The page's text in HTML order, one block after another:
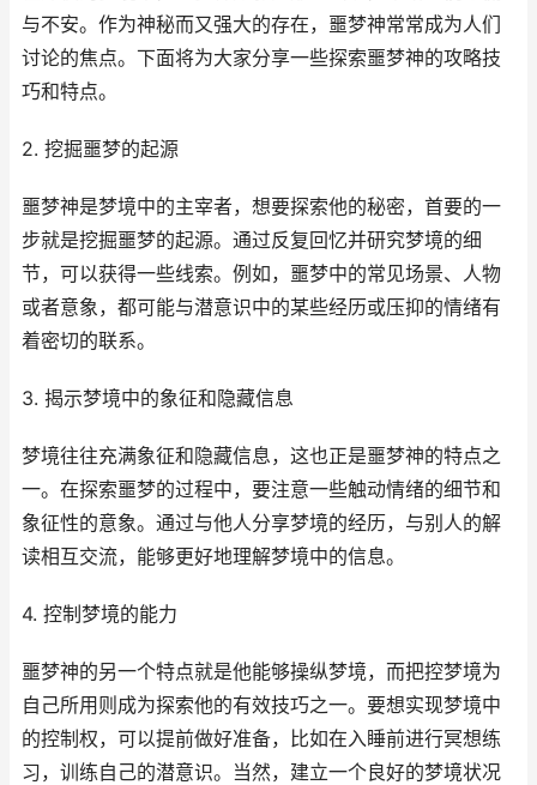
与不安。作为神秘而又强大的存在，噩梦神常常成为人们
讨论的焦点。下面将为大家分享一些探索噩梦神的攻略技
巧和特点。
2. 挖掘噩梦的起源
噩梦神是梦境中的主宰者，想要探索他的秘密，首要的一
步就是挖掘噩梦的起源。通过反复回忆并研究梦境的细
节，可以获得一些线索。例如，噩梦中的常见场景、人物
或者意象，都可能与潜意识中的某些经历或压抑的情绪有
着密切的联系。
3. 揭示梦境中的象征和隐藏信息
梦境往往充满象征和隐藏信息，这也正是噩梦神的特点之
一。在探索噩梦的过程中，要注意一些触动情绪的细节和
象征性的意象。通过与他人分享梦境的经历，与别人的解
读相互交流，能够更好地理解梦境中的信息。
4. 控制梦境的能力
噩梦神的另一个特点就是他能够操纵梦境，而把控梦境为
自己所用则成为探索他的有效技巧之一。要想实现梦境中
的控制权，可以提前做好准备，比如在入睡前进行冥想练
习，训练自己的潜意识。当然，建立一个良好的梦境状况